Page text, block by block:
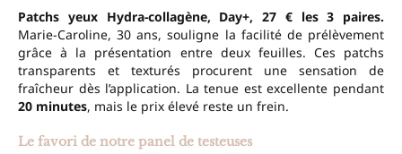
Patchs yeux Hydra-collagène, Day+, 27 € les 3 paires.
Marie-Caroline, 30 ans, souligne la facilité de prélèvement
grâce à la présentation entre deux feuilles. Ces patchs
transparents et texturés procurent une sensation de
fraîcheur dès l’application. La tenue est excellente pendant
20 minutes, mais le prix élevé reste un frein.
Le favori de notre panel de testeuses